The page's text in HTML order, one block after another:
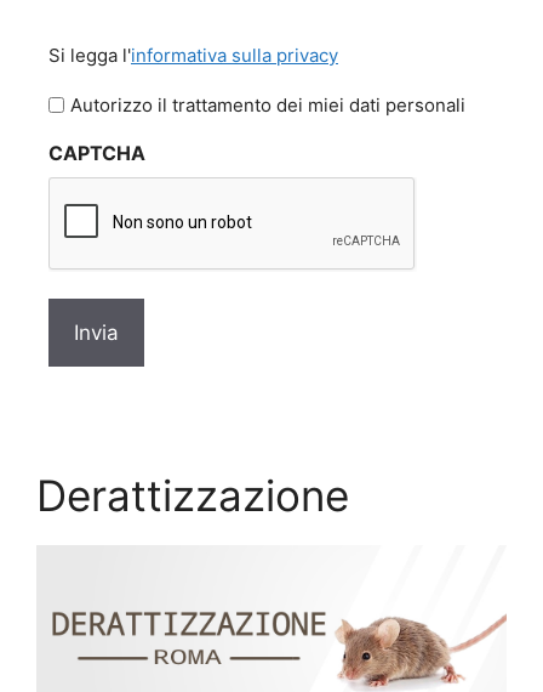
legga
l'informativa
privacy
Si legga l'informativa sulla privacy
Autorizzo il trattamento dei miei dati personali
CAPTCHA
Derattizzazione